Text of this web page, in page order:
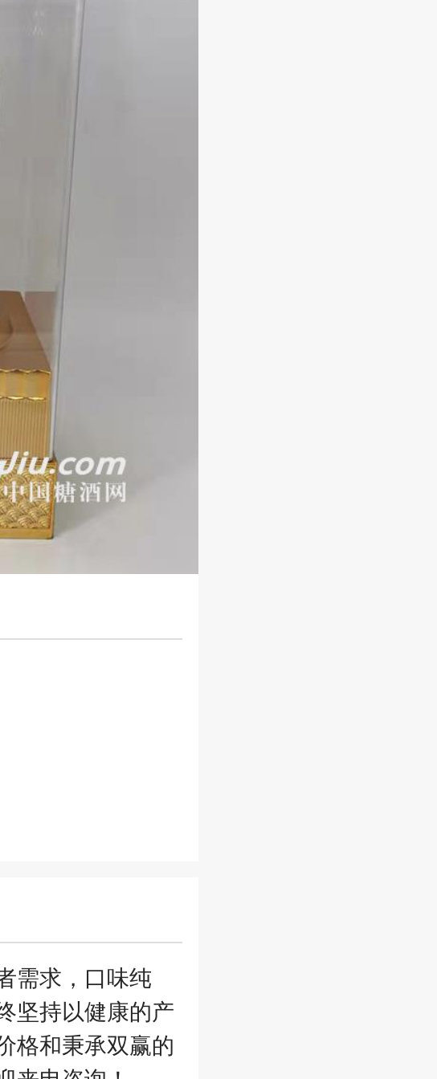
需求，口味纯
坚持以健康的产
格和秉承双赢的